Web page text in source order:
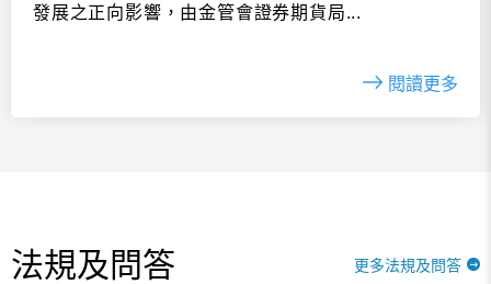
發展之正向影響，由金管會證券期貨局...
閱讀更多
法規及問答 更多法規及問答